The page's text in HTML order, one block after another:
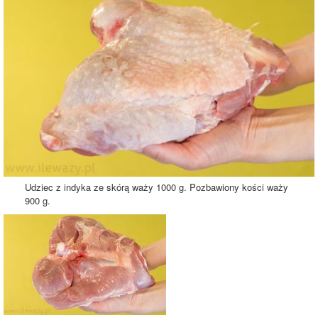
Udziec z indyka ze skórą waży 1000 g. Pozbawiony kości waży
900 g.